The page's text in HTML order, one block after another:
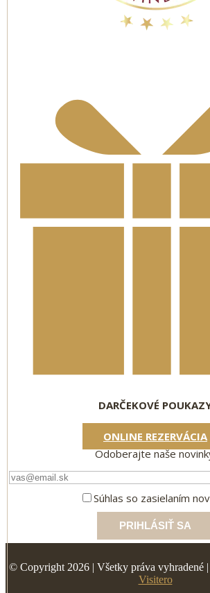
DARČEKOVÉ
ONLINE REZERVÁCIA
Odoberajte naše
Súhlas so zasielaním
© Copyright 2026 | Všetky práva vyhradené
Visitero